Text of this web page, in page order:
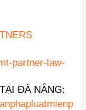
partner-law-
ĐÀ NẴNG: